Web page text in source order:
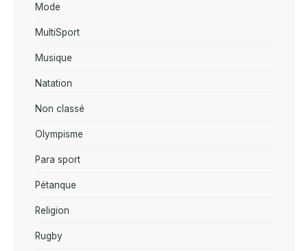
Mode
MultiSport
Musique
Natation
Non classé
Olympisme
Para sport
Pétanque
Religion
Rugby